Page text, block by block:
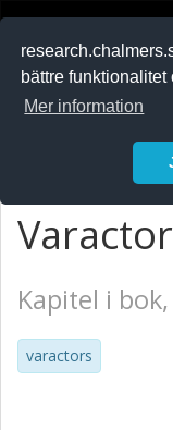
bättre
Mer information
Kapitel i
varactors